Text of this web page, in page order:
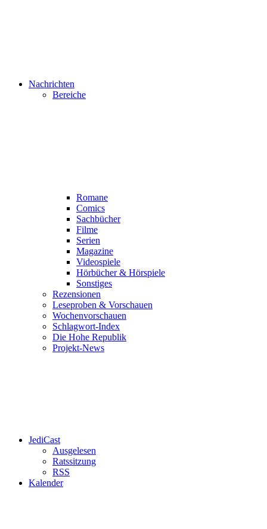
Nachrichten
Bereiche
Romane
Comics
Sachbücher
Filme
Serien
Magazine
Videospiele
Hörbücher & Hörspiele
Sonstiges
Rezensionen
Leseproben & Vorschauen
Wochenvorschauen
Schlagwort-Index
Die Hohe Republik
Projekt-News
JediCast
Ausgelesen
Ratssitzung
RSS
Kalender